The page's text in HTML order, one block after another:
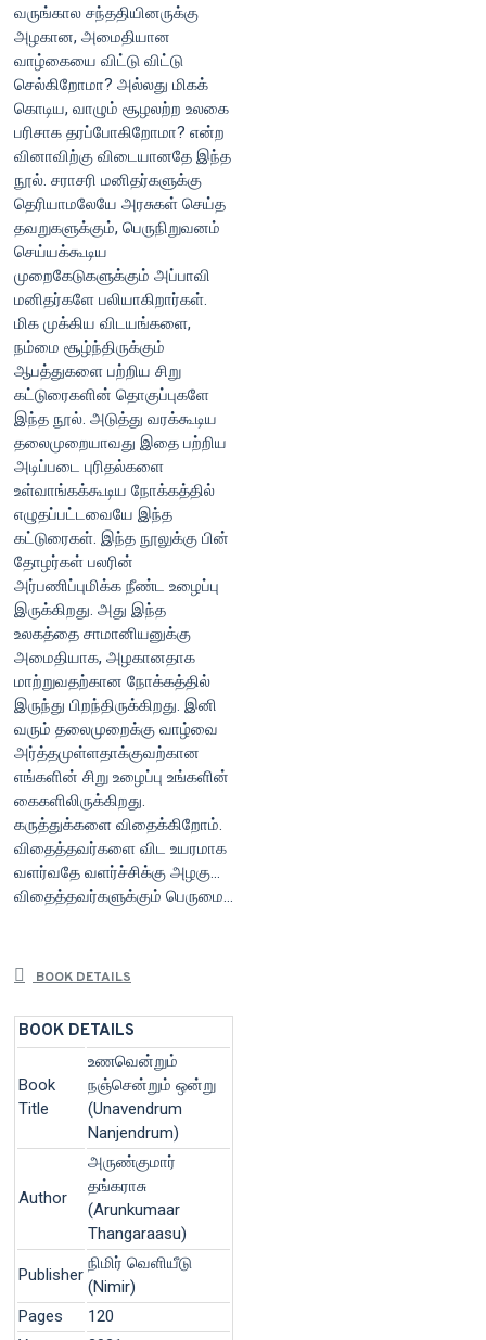
வருங்கால சந்ததியினருக்கு
அழகான, அமைதியான
வாழ்கையை விட்டு விட்டு
செல்கிறோமா? அல்லது மிகக்
கொடிய, வாழும் சூழலற்ற உலகை
பரிசாக தரப்போகிறோமா? என்ற
வினாவிற்கு விடையானதே இந்த
நூல். சராசரி மனிதர்களுக்கு
தெரியாமலேயே அரசுகள் செய்த
தவறுகளுக்கும், பெருநிறுவனம்
செய்யக்கூடிய
முறைகேடுகளுக்கும் அப்பாவி
மனிதர்களே பலியாகிறார்கள்.
மிக முக்கிய விடயங்களை,
நம்மை சூழ்ந்திருக்கும்
ஆபத்துகளை பற்றிய சிறு
கட்டுரைகளின் தொகுப்புகளே
இந்த நூல். அடுத்து வரக்கூடிய
தலைமுறையாவது இதை பற்றிய
அடிப்படை புரிதல்களை
உள்வாங்கக்கூடிய நோக்கத்தில்
எழுதப்பட்டவையே இந்த
கட்டுரைகள். இந்த நூலுக்கு பின்
தோழர்கள் பலரின்
அர்பணிப்புமிக்க நீண்ட உழைப்பு
இருக்கிறது. அது இந்த
உலகத்தை சாமானியனுக்கு
அமைதியாக, அழகானதாக
மாற்றுவதற்கான நோக்கத்தில்
இருந்து பிறந்திருக்கிறது. இனி
வரும் தலைமுறைக்கு வாழ்வை
அர்த்தமுள்ளதாக்குவற்கான
எங்களின் சிறு உழைப்பு உங்களின்
கைகளிலிருக்கிறது.
கருத்துக்களை விதைக்கிறோம்.
விதைத்தவர்களை விட உயரமாக
வளர்வதே வளர்ச்சிக்கு அழகு…
விதைத்தவர்களுக்கும் பெருமை…
BOOK DETAILS
BOOK DETAILS
Book
Title
உணவென்றும்
நஞ்சென்றும் ஒன்று
(Unavendrum
Nanjendrum)
Author
அருண்குமார்
தங்கராசு
(Arunkumaar
Thangaraasu)
Publisher
நிமிர் வெளியீடு
(Nimir)
Pages
120